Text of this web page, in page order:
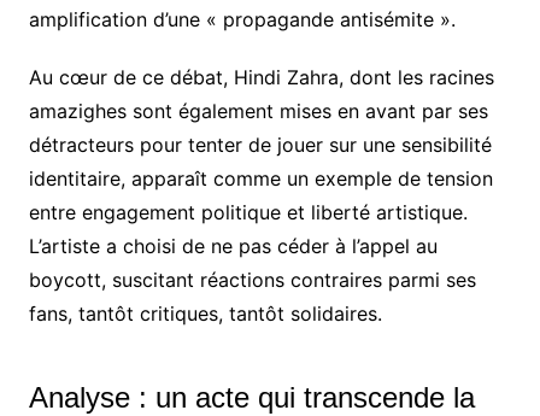
amplification d’une « propagande antisémite ».
Au cœur de ce débat, Hindi Zahra, dont les racines
amazighes sont également mises en avant par ses
détracteurs pour tenter de jouer sur une sensibilité
identitaire, apparaît comme un exemple de tension
entre engagement politique et liberté artistique.
L’artiste a choisi de ne pas céder à l’appel au
boycott, suscitant réactions contraires parmi ses
fans, tantôt critiques, tantôt solidaires.
Analyse : un acte qui transcende la